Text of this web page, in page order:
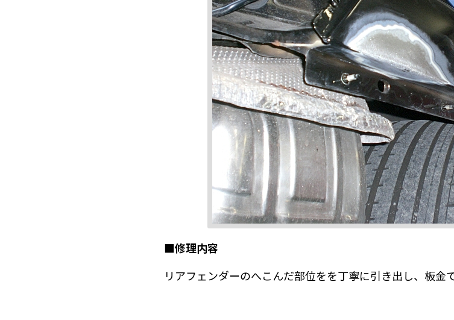
■修理内容
リアフェンダーのへこんだ部位をを丁寧に引き出し、板金